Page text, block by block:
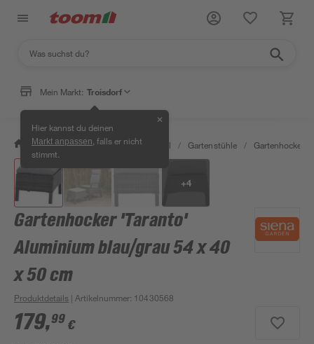
Mein Markt: Troisdorf
Hier kannst du deinen
Markt anpassen , falls er nicht
stimmt.
✕
/ Garten & Freizeit / Gartenmöbel / Gartenstühle / Gartenhocker
+4
Gartenhocker 'Taranto'
Aluminium blau/grau 54 x 40
x 50 cm
Produktdetails | Artikelnummer: 10430568
179,99 €